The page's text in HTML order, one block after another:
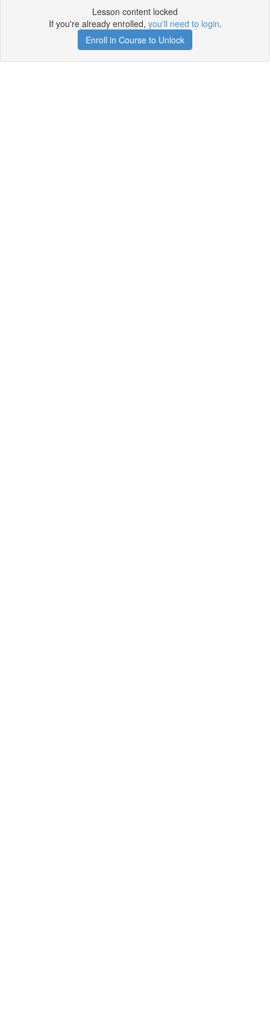
Lesson content locked
If you're already enrolled, you'll need to login.
Enroll in Course to Unlock